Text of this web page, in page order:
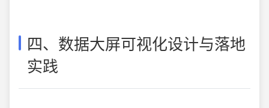
四、数据大屏可视化设计与落地
实践